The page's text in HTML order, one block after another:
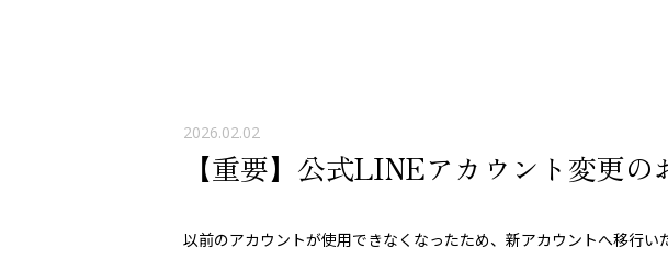
2026.02.02
【重要】公式LINEアカウント変更の
以前のアカウントが使用できなくなったため、新アカウントへ移行